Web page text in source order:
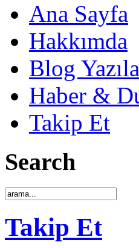
Ana Sayfa
Hakkımda
Blog
Haber &
Takip Et
Search
Takip Et